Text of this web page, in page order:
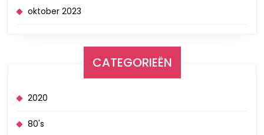
oktober 2023
CATEGORIEËN
2020
80's